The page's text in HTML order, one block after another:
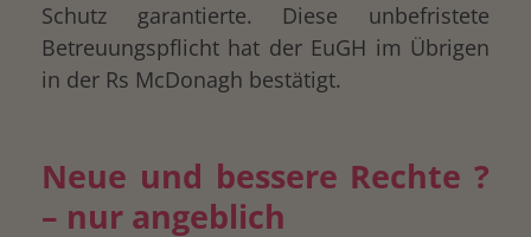
Schutz garantierte. Diese unbefristete
Betreuungspflicht hat der EuGH im Übrigen
in der Rs McDonagh bestätigt.
Neue und bessere Rechte ?
– nur angeblich